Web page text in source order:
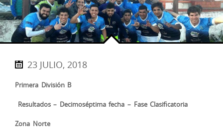
23 JULIO, 2018
Primera División B
Resultados – Decimoséptima fecha – Fase Clasificatoria
Zona Norte